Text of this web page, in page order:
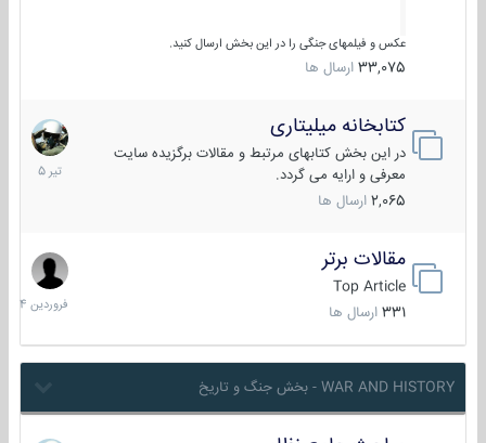
عکس و فیلمهای جنگی را در این بخش ارسال کنید.
33,075 ارسال ها
کتابخانه میلیتاری
در این بخش کتابهای مرتبط و مقالات برگزیده سایت
معرفی و ارایه می گردد.
2,065 ارسال ها
16
تیر
1405
مقالات برتر
Top Article
331 ارسال ها
29
فروردین
1404
WAR AND HISTORY - بخش جنگ و تاریخ